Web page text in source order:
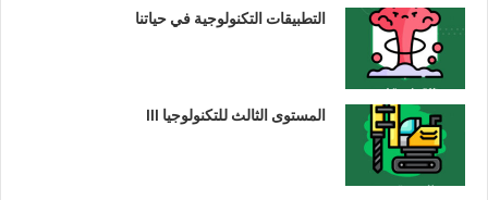
التطبيقات التكنولوجية في حياتنا
المستوى الثالث للتكنولوجيا III